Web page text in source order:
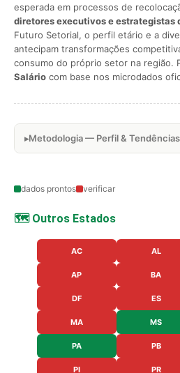
esperada em processos de
diretores executivos e estrategistas
Futuro Setorial, o perfil etário e a
antecipam transformações
consumo do próprio setor na região.
Salário com base nos microdados
Metodologia — Perfil &
dados prontos verificar
🗺️ Outros Estados
AC AL
AP BA
DF ES
MA MS
PA PB
PI PR